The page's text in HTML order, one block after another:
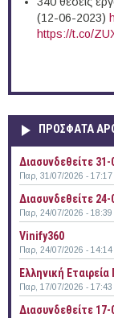
(12-06-2023)
https://t.co/
ΠΡΟΣΦΑΤΑ
Διασυνδεθείτε 31-
Παρ, 31/07/2026 - 17:17
Διασυνδεθείτε 24-
Παρ, 24/07/2026 - 18:39
Vinify360
Παρ, 24/07/2026 - 14:14
Ελληνική
Παρ, 17/07/2026 - 17:43
Διασυνδεθείτε 17-